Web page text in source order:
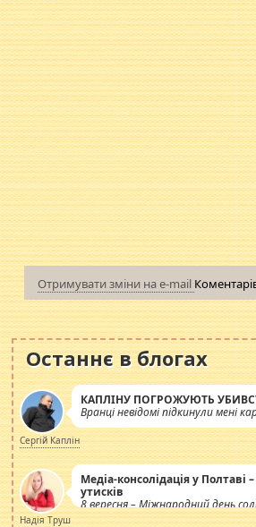
Отримувати зміни на e-mail
Останнє в блогах
КАПЛІНУ ПОГРОЖУЮТЬ
Вранці невідомі підкинули мені
Сергій Каплін
Медіа-консолідація у Полтаві
утисків
8 вересня – Міжнародний день
журналістів.
Надія Труш